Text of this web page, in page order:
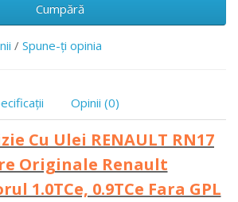
Cumpără
/ Spune-ţi opinia
Opinii (0)
Cu Ulei RENAULT RN17
Originale Renault
1.0TCe, 0.9TCe Fara GPL